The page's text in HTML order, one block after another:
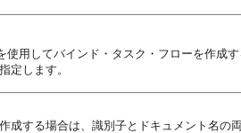
使用してバインド・タスク・フローを作成
定します。
成する場合は、識別子とドキュメント名の